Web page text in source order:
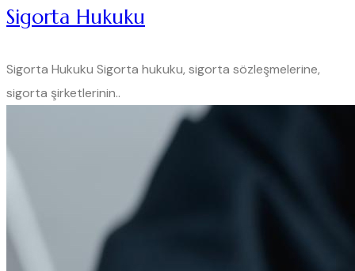
Sigorta Hukuku
Sigorta Hukuku Sigorta hukuku, sigorta sözleşmelerine,
sigorta şirketlerinin..